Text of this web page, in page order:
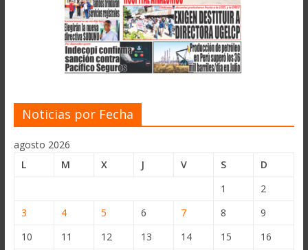
Noticias por Fecha
agosto 2026
L
M X J V S
D
1
2
3
4 5 6 7 8
9
10
11 12 13 14 15
16